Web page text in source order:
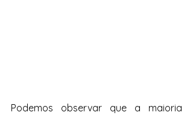
Podemos observar que a maioria